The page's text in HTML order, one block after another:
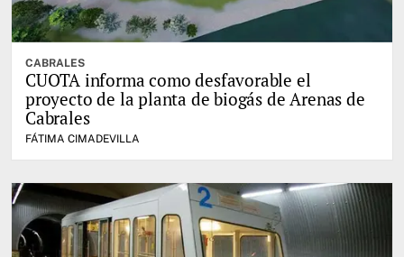
CABRALES
CUOTA informa como desfavorable el
proyecto de la planta de biogás de Arenas de
Cabrales
FÁTIMA CIMADEVILLA